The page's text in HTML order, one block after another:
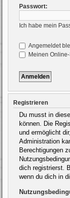
Passwort:
Ich habe mein
Angemeldet
Meinen
Registrieren
Du musst in
können. Die
und ermöglicht
Administration
Berechtigungen
dich registrierst.
wenn du dich in